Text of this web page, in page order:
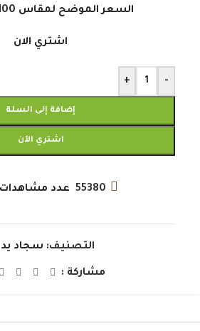
السعر الموضح لمقاس 100*100 فقط
اشتري الان
-
+
إضافة إلى السلة
اشتري الآن
55380 عدد مشاهدات
التصنيف: سجاد
مشاركة :